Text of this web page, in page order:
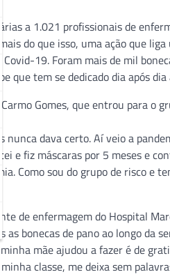
a 1.021 profissionais de
do que isso, uma ação que
19. Foram mais de mil
que tem se dedicado dia após dia
Gomes, que entrou para o
nunca dava certo. Aí veio a
e fiz máscaras por 5 meses e
Como sou do grupo de risco e
de enfermagem do Hospital
bonecas de pano ao longo da
mãe ajudou a fazer é de
classe, me deixa sem